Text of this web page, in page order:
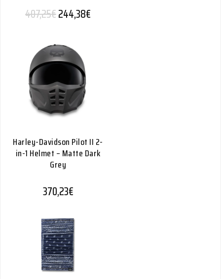
407,25€Alkuperäinen hinta oli: 407,25€.
244,38€
Harley-Davidson Pilot II 2-
in-1 Helmet – Matte Dark
Grey
370,23€